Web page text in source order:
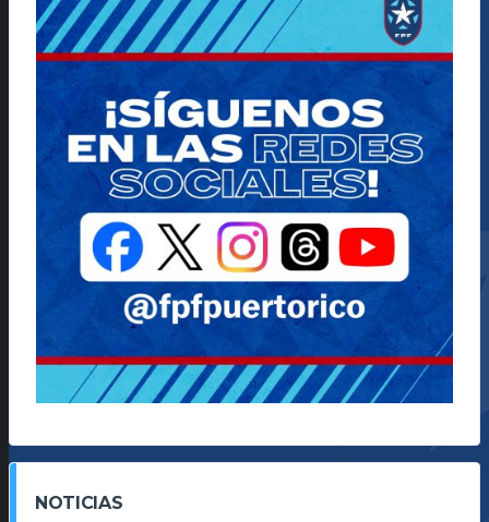
NOTICIAS